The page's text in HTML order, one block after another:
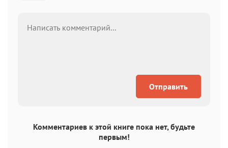
Отправить
Комментариев к этой книге пока нет, будьте
первым!